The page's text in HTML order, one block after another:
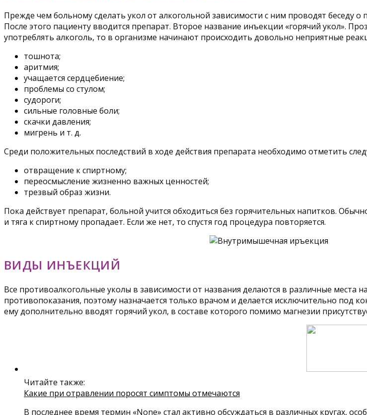
Прежде чем больному сделать укол от алкогольной зависимости с ним проводят беседу
После этого пациенту вводится препарат. Второе название инъекции «горячий укол».
употреблять алкоголь, то в организме начинают происходить довольно неприятные
тошнота;
аритмия;
учащается сердцебиение;
проблемы со стулом;
судороги;
сильные головные боли;
скачки давления;
мигрень и т. д.
Среди положительных последствий в ходе действия препарата необходимо отметить
отвращение к спиртному;
переосмысление жизненно важных ценностей;
трезвый образ жизни.
Пока действует препарат, больной учится обходиться без горячительных напитков.
и тяга к спиртному пропадает. Если же нет, то спустя год процедура повторяется.
ВИДЫ ИНЪЕКЦИЙ
Все противоалкогольные уколы в зависимости от названия делаются в различные места
противопоказания, поэтому назначается только врачом и делается исключительно под
ему дополнительно вводят горячий укол, в составе которого помимо магнезии
Читайте также:
Какие при отравлении поросят симптомы отмечаются
В последнее время термин «None» стал активно обсуждаться в различных кругах,